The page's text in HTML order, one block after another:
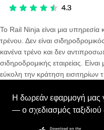
Το Rail Ninja είναι μια
τρένου. Δεν είναι
κανένα τρένο και δεν
σιδηροδρομικής εταιρείας.
εύκολη την κράτηση εισιτηρίων
Η δωρεάν εφαρμογή μας
— ο σχεδιασμός